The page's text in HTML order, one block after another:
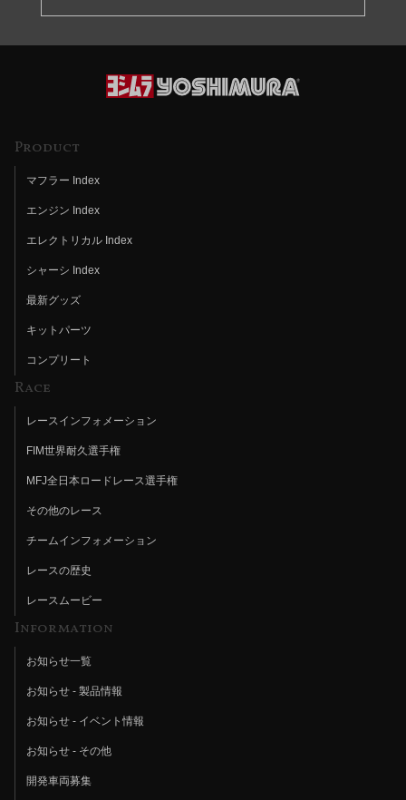
Product
マフラー Index
エンジン Index
エレクトリカル Index
シャーシ Index
最新グッズ
キットパーツ
コンプリート
Race
レースインフォメーション
FIM世界耐久選手権
MFJ全日本ロードレース選手権
その他のレース
チームインフォメーション
レースの歴史
レースムービー
Information
お知らせ一覧
お知らせ - 製品情報
お知らせ - イベント情報
お知らせ - その他
開発車両募集